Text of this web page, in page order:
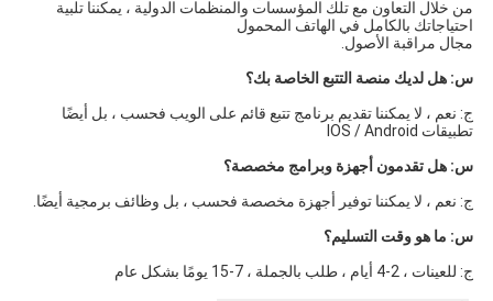
احتياجاتك بالكامل في الهاتف المحمول
مجال مراقبة الأصول.
س: هل لديك منصة التتبع الخاصة بك؟
تطبيقات IOS / Android
س: هل تقدمون أجهزة وبرامج مخصصة؟
ج: نعم ، لا يمكننا توفير أجهزة مخصصة فحسب ، بل وظائف برمجية أيضًا.
س: ما هو وقت التسليم؟
ج: للعينات ، 2-4 أيام ، طلب بالجملة ، 7-15 يومًا بشكل عام